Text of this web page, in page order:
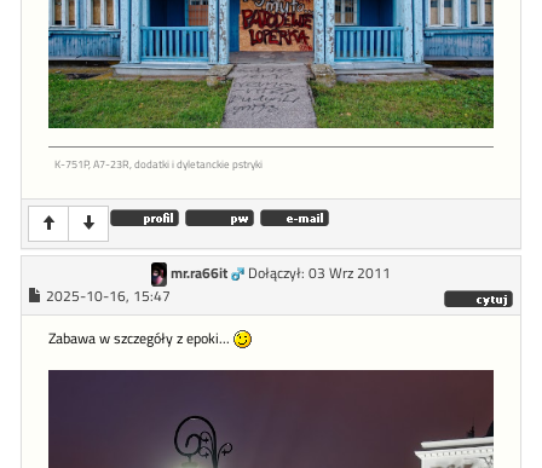
K-751P, A7-23R, dodatki i dyletanckie pstryki
mr.ra66it
Dołączył: 03 Wrz 2011
2025-10-16, 15:47
Zabawa w szczegóły z epoki...